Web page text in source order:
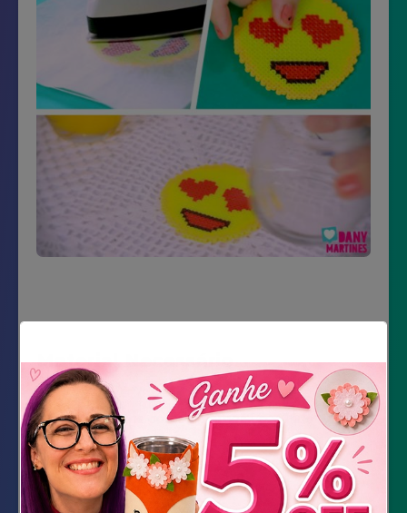
Material Necessário
Beads nas cores do emoji escolhido
Pinça
Pegboard